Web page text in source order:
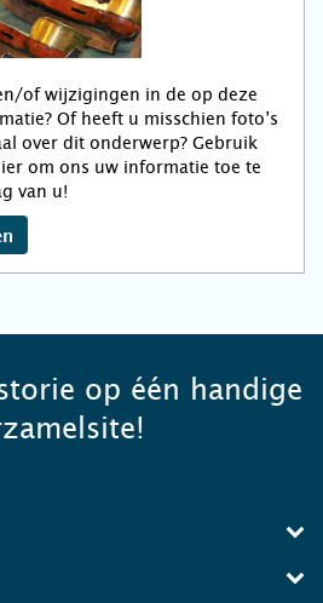
of wijzigingen in de op deze
Of heeft u misschien foto’s
over dit onderwerp? Gebruik
om ons uw informatie toe te
van u!
op één handige